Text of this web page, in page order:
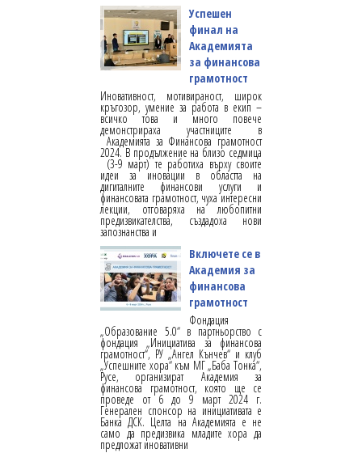
Успешен
финал на
Академията
за финансова
грамотност
Иновативност, мотивираност, широк
кръгозор, умение за работа в екип –
всичко това и много повече
демонстрираха участниците в
Академията за Финансова грамотност
2024. В продължение на близо седмица
(3-9 март) те работиха върху своите
идеи за иновации в областта на
дигиталните финансови услуги и
финансовата грамотност, чуха интересни
лекции, отговаряха на любопитни
предизвикателства, създадоха нови
запознанства и
Включете се в
Академия за
финансова
грамотност
Фондация
„Образование 5.0“ в партньорство с
фондация „Инициатива за финансова
грамотност“, РУ „Ангел Кънчев“ и клуб
„Успешните хора“ към МГ „Баба Тонка“,
Русе, организират Академия за
финансова грамотност, която ще се
проведе от 6 до 9 март 2024 г.
Генерален спонсор на инициативата е
Банка ДСК. Целта на Академията е не
само да предизвика младите хора да
предложат иновативни